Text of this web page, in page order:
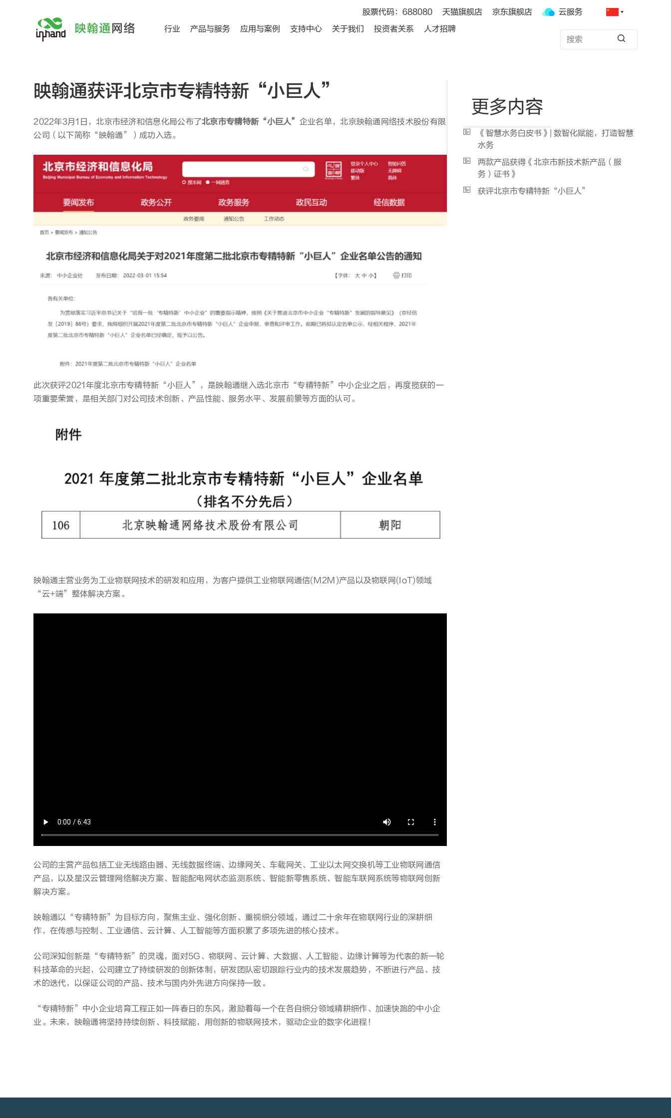
股票代码：688080 天猫旗舰店 京东旗舰店
云服务
行业
产品与服务 应用与案例 支持中心 关于我们 投资者关系 人才招聘
映翰通获评北京市专精特新“小巨人”
2022年3月1日，北京市经济和信息化局公布了北京市专精特新“小巨人” 企业名单，北京映翰通网络技术股份有限
公司（以下简称“映翰通”）成功入选。
此次获评2021年度北京市专精特新“小巨人”，是映翰通继入选北京市“专精特新”中小企业之后，再度揽获的一
项重要荣誉，是相关部门对公司技术创新、产品性能、服务水平、发展前景等方面的认可。
映翰通主营业务为工业物联网技术的研发和应用，为客户提供工业物联网通信(M2M)产品以及物联网(IoT)领域
“云+端”整体解决方案。
公司的主营产品包括工业无线路由器、无线数据终端、边缘网关、车载网关、工业以太网交换机等工业物联网通信
产品，以及星汉云管理网络解决方案、智能配电网状态监测系统、智能新零售系统、智能车联网系统等物联网创新
解决方案。
映翰通以“专精特新”为目标方向，聚焦主业、强化创新、重视细分领域，通过二十余年在物联网行业的深耕细
作，在传感与控制、工业通信、云计算、人工智能等方面积累了多项先进的核心技术。
公司深知创新是“专精特新”的灵魂，面对5G、物联网、云计算、大数据、人工智能、边缘计算等为代表的新一轮
科技革命的兴起，公司建立了持续研发的创新体制，研发团队密切跟踪行业内的技术发展趋势，不断进行产品、技
术的迭代，以保证公司的产品、技术与国内外先进方向保持一致。
“专精特新”中小企业培育工程正如一阵春日的东风，激励着每一个在各自细分领域精耕细作、加速快跑的中小企
业。未来，映翰通将坚持持续创新、科技赋能，用创新的物联网技术，驱动企业的数字化进程！
更多内容
《智慧水务白皮书》| 数智化赋能，打造智慧
水务
两款产品获得《北京市新技术新产品（服
务）证书》
获评北京市专精特新“小巨人”